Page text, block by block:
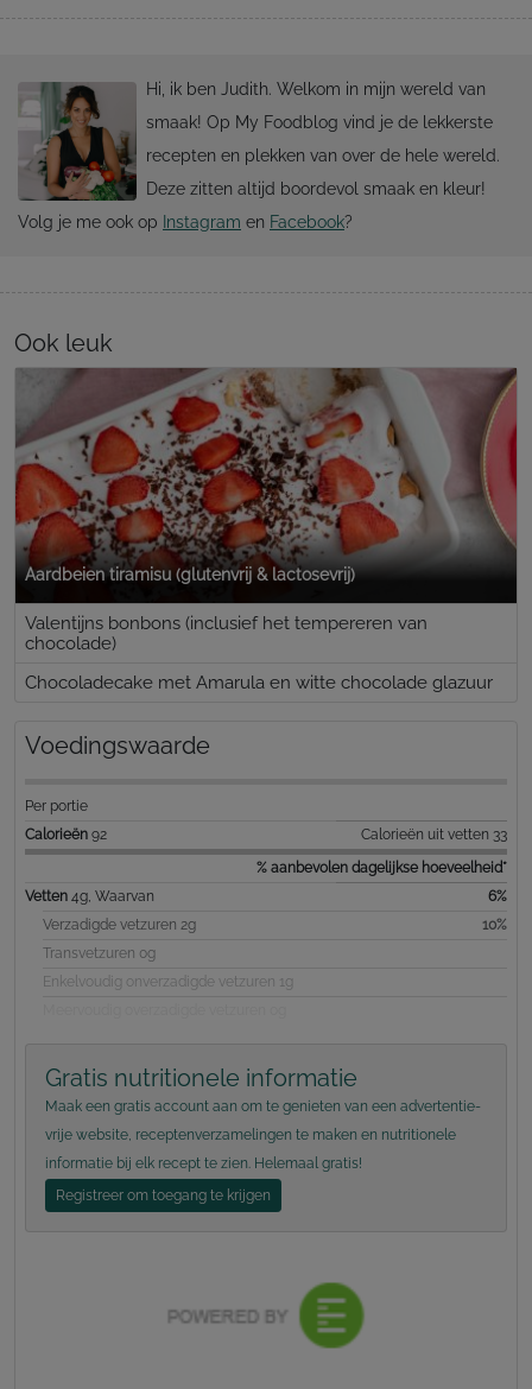
Hi, ik ben Judith. Welkom in mijn wereld van
smaak! Op My Foodblog vind je de lekkerste
recepten en plekken van over de hele wereld.
Deze zitten altijd boordevol smaak en kleur!
Volg je me ook op Instagram en Facebook?
Ook leuk
Aardbeien tiramisu (glutenvrij & lactosevrij)
Valentijns bonbons (inclusief het tempereren van
chocolade)
Chocoladecake met Amarula en witte chocolade glazuur
Voedingswaarde
Per portie
Calorieën 92
Calorieën uit vetten 33
% aanbevolen dagelijkse hoeveelheid*
Vetten 4g, Waarvan
6%
Verzadigde vetzuren 2g
10%
Transvetzuren 0g
Enkelvoudig onverzadigde vetzuren 1g
Gratis nutritionele informatie
Maak een gratis account aan om te genieten van een advertentie-
vrije website, receptenverzamelingen te maken en nutritionele
informatie bij elk recept te zien. Helemaal gratis!
Registreer om toegang te krijgen